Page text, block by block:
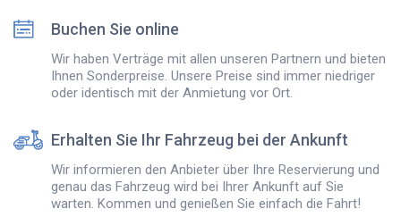
Buchen Sie online
Wir haben Verträge mit allen unseren Partnern und bieten
Ihnen Sonderpreise. Unsere Preise sind immer niedriger
oder identisch mit der Anmietung vor Ort.
Erhalten Sie Ihr Fahrzeug bei der Ankunft
Wir informieren den Anbieter über Ihre Reservierung und
genau das Fahrzeug wird bei Ihrer Ankunft auf Sie
warten. Kommen und genießen Sie einfach die Fahrt!